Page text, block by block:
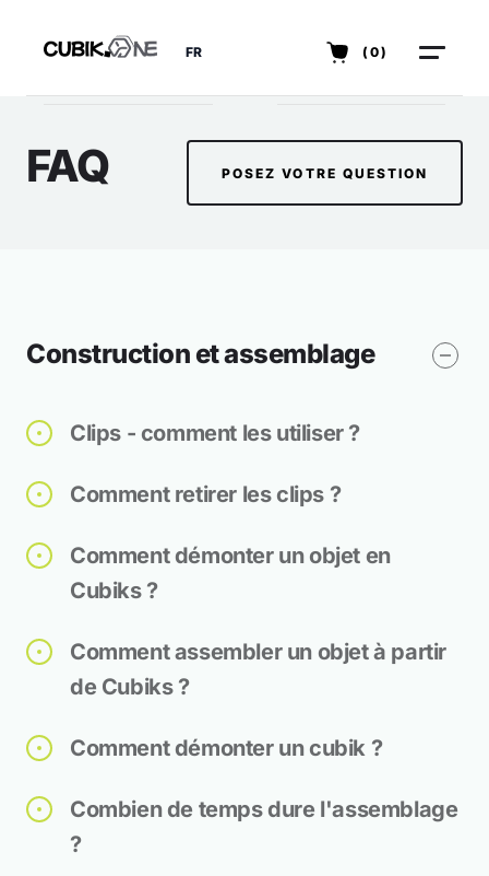
FR (0)
FAQ POSEZ VOTRE QUESTION
Construction et assemblage
Clips - comment les utiliser ?
Comment retirer les clips ?
Comment démonter un objet en
Cubiks ?
Comment assembler un objet à partir
de Cubiks ?
Comment démonter un cubik ?
Combien de temps dure l'assemblage
?